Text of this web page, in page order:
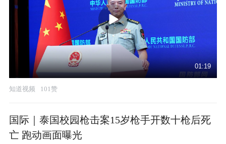
01:19
知道视频 101赞
国际｜泰国校园枪击案15岁枪手开数十枪后死
亡 跑动画面曝光